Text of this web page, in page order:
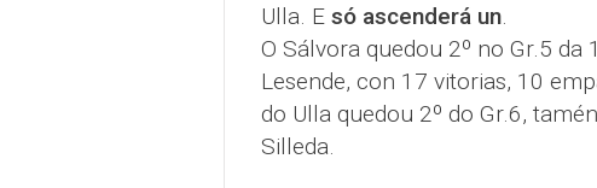
Ulla. E só ascenderá un.
O Sálvora quedou 2º no Gr.5
Lesende, con 17 vitorias, 10
do Ulla quedou 2º do Gr.6,
Silleda.